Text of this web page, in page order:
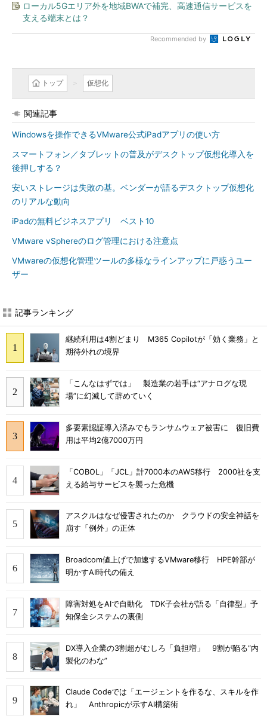
ローカル5Gエリア外を地域BWAで補完、高速通信サービスを
支える端末とは？
Recommended by
トップ 仮想化
関連記事
Windowsを操作できるVMware公式iPadアプリの使い方
スマートフォン／タブレットの普及がデスクトップ仮想化導入を
後押しする？
安いストレージは失敗の基。ベンダーが語るデスクトップ仮想化
のリアルな動向
iPadの無料ビジネスアプリ ベスト10
VMware vSphereのログ管理における注意点
VMwareの仮想化管理ツールの多様なラインアップに戸惑うユー
ザー
記事ランキング
継続利用は4割どまり M365 Copilotが「効く業務」と
期待外れの境界
「こんなはずでは」 製造業の若手は“アナログな現
場”に幻滅して辞めていく
多要素認証導入済みでもランサムウェア被害に 復旧費
用は平均2億7000万円
「COBOL」「JCL」計7000本のAWS移行 2000社を支
える給与サービスを襲った危機
アスクルはなぜ侵害されたのか クラウドの安全神話を
崩す「例外」の正体
Broadcom値上げで加速するVMware移行 HPE幹部が
明かすAI時代の備え
障害対処をAIで自動化 TDK子会社が語る「自律型」予
知保全システムの裏側
DX導入企業の3割超がむしろ「負担増」 9割が陥る“内
製化のわな”
Claude Codeでは「エージェントを作るな、スキルを作
れ」 Anthropicが示すAI構築術